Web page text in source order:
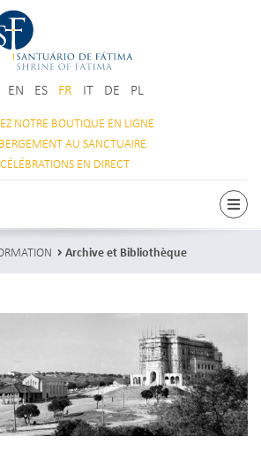
EN ES FR IT DE PL
NOTRE BOUTIQUE EN LIGNE
AU SANCTUAIRE
CÉLÉBRATIONS EN DIRECT
Archive et Bibliothèque